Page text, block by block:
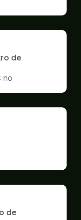
de
no
de